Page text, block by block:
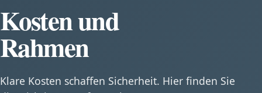
Kosten und
Rahmen
Klare Kosten schaffen Sicherheit. Hier finden Sie